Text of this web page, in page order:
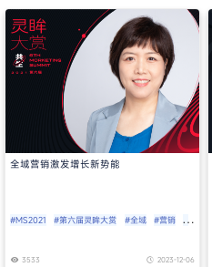
全域营销激发增长新势能
#MS2021 #第六届灵眸大赏 #全域 #营销
#
3533 2023-12-06